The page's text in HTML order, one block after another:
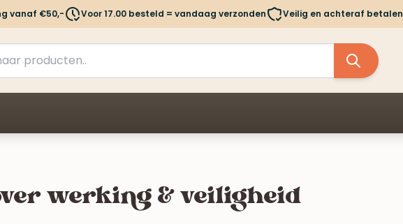
vanaf €50,- Voor 17.00 besteld = vandaag verzonden Veilig en achteraf betalen
werking & veiligheid